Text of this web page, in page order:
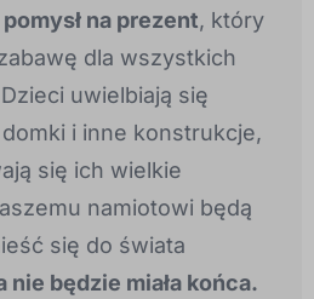
na prezent, który
dla wszystkich
uwielbiają się
i inne konstrukcje,
się ich wielkie
namiotowi będą
się do świata
nie będzie miała końca.